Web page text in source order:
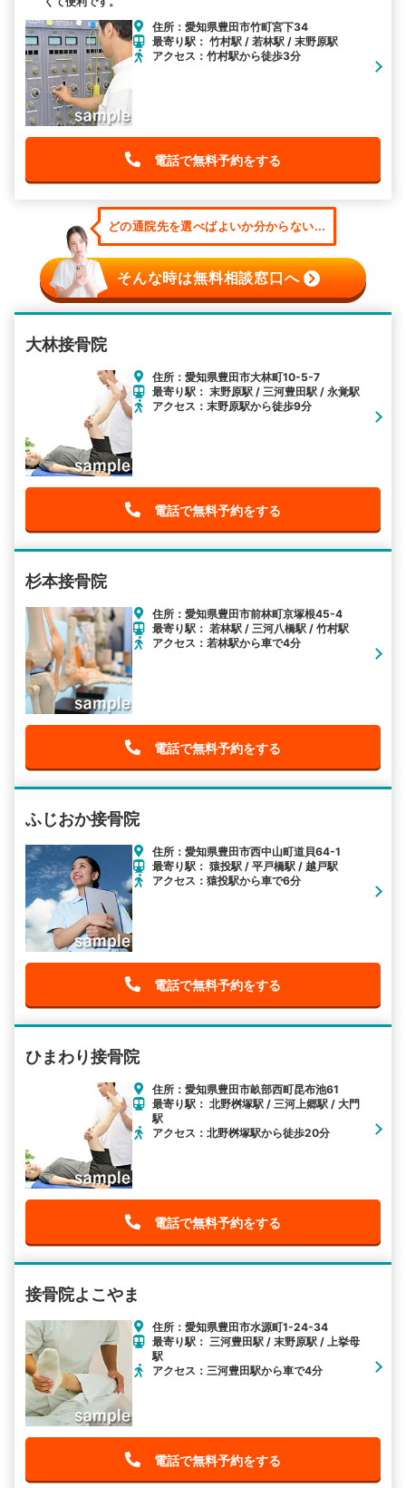
住所：愛知県豊田市竹町宮下34
最寄り駅： 竹村駅 / 若林駅 / 末野原駅
アクセス：竹村駅から徒歩3分
電話で無料予約をする
どの通院先を選べばよいか分からない...
そんな時は無料相談窓口へ
大林接骨院
住所：愛知県豊田市大林町10-5-7
最寄り駅： 末野原駅 / 三河豊田駅 / 永覚駅
アクセス：末野原駅から徒歩9分
電話で無料予約をする
杉本接骨院
住所：愛知県豊田市前林町京塚根45-4
最寄り駅： 若林駅 / 三河八橋駅 / 竹村駅
アクセス：若林駅から車で4分
電話で無料予約をする
ふじおか接骨院
住所：愛知県豊田市西中山町道貝64-1
最寄り駅： 猿投駅 / 平戸橋駅 / 越戸駅
アクセス：猿投駅から車で6分
電話で無料予約をする
ひまわり接骨院
住所：愛知県豊田市畝部西町昆布池61
最寄り駅： 北野桝塚駅 / 三河上郷駅 / 大門
駅
アクセス：北野桝塚駅から徒歩20分
電話で無料予約をする
接骨院よこやま
住所：愛知県豊田市水源町1-24-34
最寄り駅： 三河豊田駅 / 末野原駅 / 上挙母
駅
アクセス：三河豊田駅から車で4分
電話で無料予約をする